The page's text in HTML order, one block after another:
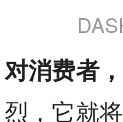
对消费者
烈，它就